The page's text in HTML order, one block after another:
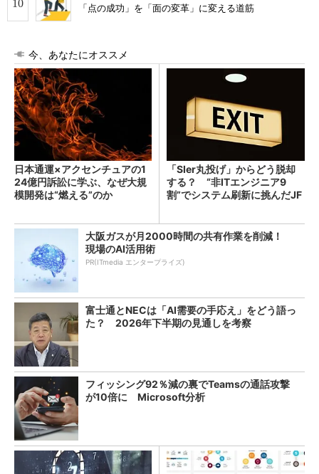
「点の成功」を「面の変革」に変える道筋
今、あなたにオススメ
日本通運×アクセンチュアの1
24億円訴訟に学ぶ、なぜ大規
模開発は“燃える”のか
「SIer丸投げ」からどう脱却
する？ “非ITエンジニア9
割”でシステム刷新に挑んだJF
大阪ガスが月2000時間の共有作業を削減！
現場のAI活用術
PR(ITmedia エンタープライズ)
富士通とNECは「AI需要の手応え」をどう語っ
た？ 2026年下半期の見通しを考察
フィッシング92％減の裏でTeamsの通話攻撃
が10倍に Microsoft分析